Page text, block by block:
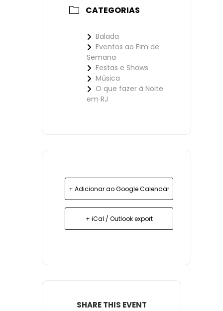
CATEGORIAS
Balada
Eventos ao Fim de
Semana
Festas e Shows
Música
O que fazer à Noite
em RJ
+ Adicionar ao Google Calendar
+ iCal / Outlook export
SHARE THIS EVENT